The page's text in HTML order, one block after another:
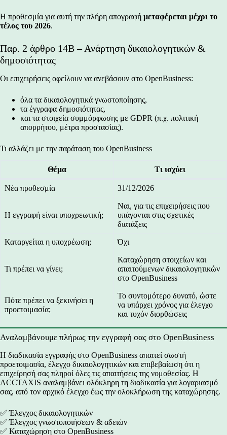
Η προθεσμία για αυτή την πλήρη απογραφή μεταφέρεται μέχρι το
τέλος του 2026.
Παρ. 2 άρθρο 14Β – Ανάρτηση δικαιολογητικών &
δημοσιότητας
Οι επιχειρήσεις οφείλουν να ανεβάσουν στο OpenBusiness:
όλα τα δικαιολογητικά γνωστοποίησης,
τα έγγραφα δημοσιότητας,
και τα στοιχεία συμμόρφωσης με GDPR (π.χ. πολιτική
απορρήτου, μέτρα προστασίας).
Τι αλλάζει με την παράταση του OpenBusiness
Θέμα Τι ισχύει
Νέα προθεσμία 31/12/2026
Η εγγραφή είναι υποχρεωτική;
Ναι, για τις επιχειρήσεις που
υπάγονται στις σχετικές
διατάξεις
Καταργείται η υποχρέωση; Όχι
Τι πρέπει να γίνει;
Καταχώρηση στοιχείων και
απαιτούμενων δικαιολογητικών
στο OpenBusiness
Πότε πρέπει να ξεκινήσει η
προετοιμασία;
Το συντομότερο δυνατό, ώστε
να υπάρχει χρόνος για έλεγχο
και τυχόν διορθώσεις
Αναλαμβάνουμε πλήρως την εγγραφή σας στο OpenBusiness
Η διαδικασία εγγραφής στο OpenBusiness απαιτεί σωστή
προετοιμασία, έλεγχο δικαιολογητικών και επιβεβαίωση ότι η
επιχείρησή σας πληροί όλες τις απαιτήσεις της νομοθεσίας. Η
ACCTAXIS αναλαμβάνει ολόκληρη τη διαδικασία για λογαριασμό
σας, από τον αρχικό έλεγχο έως την ολοκλήρωση της καταχώρησης.
✅ Έλεγχος δικαιολογητικών
✅ Έλεγχος γνωστοποιήσεων & αδειών
✅ Καταχώρηση στο OpenBusiness